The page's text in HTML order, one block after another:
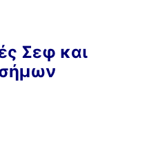
Σεφ και